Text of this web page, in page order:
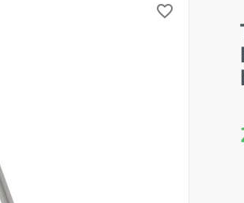
favorite_border